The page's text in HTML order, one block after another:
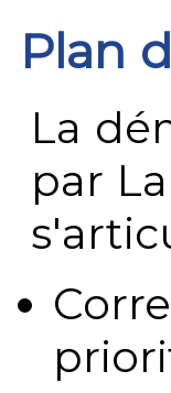
Plan
La
par